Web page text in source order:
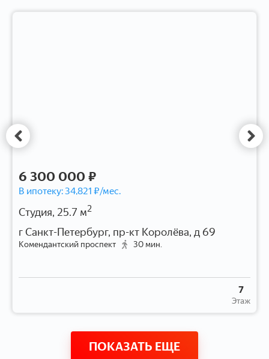
6 300 000 ₽
В ипотеку:34,821 ₽/мес.
Студия, 25.7 м2
г Санкт-Петербург, пр-кт Королёва, д 69
Комендантский проспект 30 мин.
Этаж
7
ПОКАЗАТЬ ЕЩЕ